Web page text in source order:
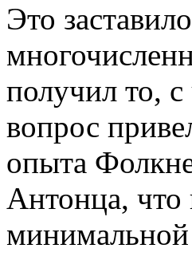
Это
получил то,
вопрос
опыта
Антонца, что